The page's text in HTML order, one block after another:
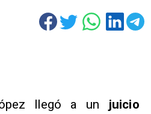
llegó a un juicio